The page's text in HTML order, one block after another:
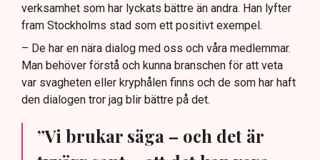
verksamhet som har lyckats bättre än andra. Han lyfter
fram Stockholms stad som ett positivt exempel.
– De har en nära dialog med oss och våra medlemmar.
Man behöver förstå och kunna branschen för att veta
var svagheten eller kryphålen finns och de som har haft
den dialogen tror jag blir bättre på det.
”Vi brukar säga – och det är